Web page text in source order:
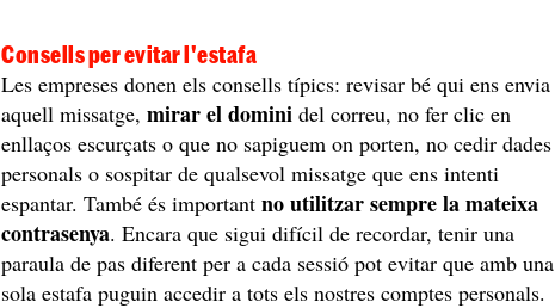
Consells per evitar l'estafa
Les empreses donen els consells típics: revisar bé qui ens envia
aquell missatge,mirar el domini del correu, no fer clic en
enllaços escurçats o que no sapiguem on porten, no cedir dades
personals o sospitar de qualsevol missatge que ens intenti
espantar. També és importantno utilitzar sempre la mateixa
contrasenya. Encara que sigui difícil de recordar, tenir una
paraula de pas diferent per a cada sessió pot evitar que amb una
sola estafa puguin accedir a tots els nostres comptes personals.